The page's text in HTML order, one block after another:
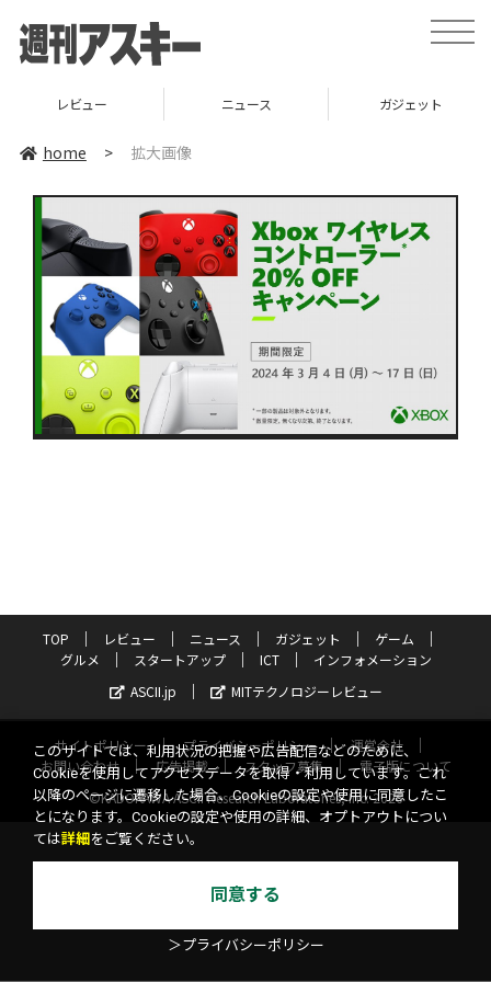
toggle
レビュー ニュース ガジェット
home > 拡大画像
TOP レビュー ニュース ガジェット
ゲーム
グルメ
スタートアップ ICT
インフォメーション
ASCII.jp
MITテクノロジーレビュー
サイトポリシー プライバシーポリシー
運営会社
お問い合わせ
広告掲載 スタッフ募集
電子版について
©KADOKAWA ASCII Research Laboratories, Inc. 2026
このサイトでは、利用状況の把握や広告配信などのために、
Cookieを使用してアクセスデータを取得・利用しています。これ
以降のページに遷移した場合、Cookieの設定や使用に同意したこ
とになります。Cookieの設定や使用の詳細、オプトアウトについ
ては詳細 をご覧ください。
同意する
＞プライバシーポリシー